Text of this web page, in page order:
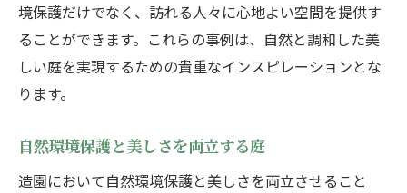
境保護だけでなく、訪れる人々に心地よい空間を提供す
ることができます。これらの事例は、自然と調和した美
しい庭を実現するための貴重なインスピレーションとな
ります。
自然環境保護と美しさを両立する庭
造園において自然環境保護と美しさを両立させること